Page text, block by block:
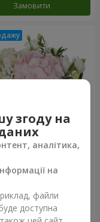
Замовити
"Ніжний дотик"
Замовити
згоду на
аналітика,
на
файли
доступна